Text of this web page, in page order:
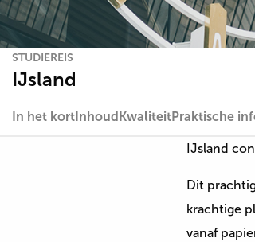
STUDIEREIS
IJsland
In het kort Inhoud KwaliteitPraktische
IJsland
Dit
krachtige
vanaf